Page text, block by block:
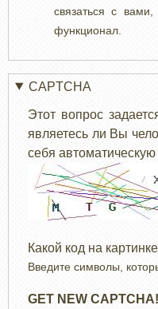
связаться с
функционал.
CAPTCHA
Этот вопрос
являетесь ли Вы
себя
Какой код на
Введите символы,
GET NEW CAPTCHA!